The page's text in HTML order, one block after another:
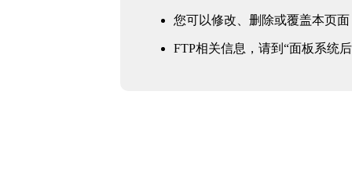
您可以修改、删除或覆盖本页面
FTP相关信息，请到“面板系统